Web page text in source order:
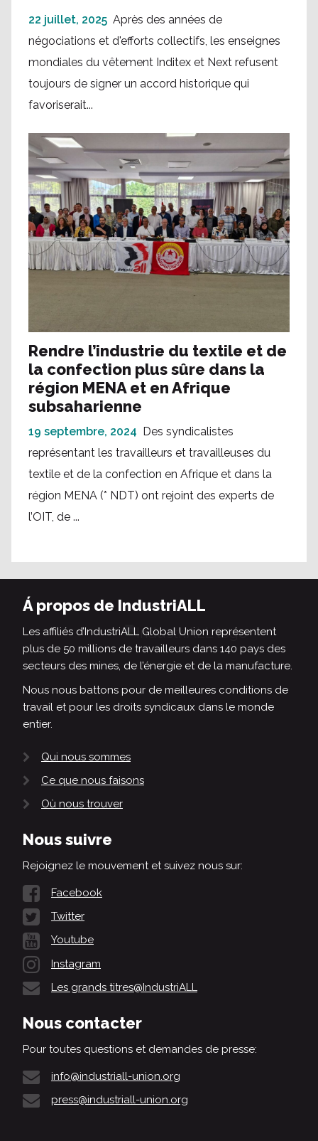
22 juillet, 2025 Après des années de
négociations et d'efforts collectifs, les enseignes
mondiales du vêtement Inditex et Next refusent
toujours de signer un accord historique qui
favoriserait...
Rendre l’industrie du textile et de
la confection plus sûre dans la
région MENA et en Afrique
subsaharienne
19 septembre, 2024 Des syndicalistes
représentant les travailleurs et travailleuses du
textile et de la confection en Afrique et dans la
région MENA (* NDT) ont rejoint des experts de
l’OIT, de ...
Á propos de IndustriALL
Les affiliés d’IndustriALL Global Union représentent
plus de 50 millions de travailleurs dans 140 pays des
secteurs des mines, de l’énergie et de la manufacture.
Nous nous battons pour de meilleures conditions de
travail et pour les droits syndicaux dans le monde
entier.
Qui nous sommes
Ce que nous faisons
Où nous trouver
Nous suivre
Rejoignez le mouvement et suivez nous sur:
Facebook
Twitter
Youtube
Instagram
Les grands titres@IndustriALL
Nous contacter
Pour toutes questions et demandes de presse:
info@industriall-union.org
press@industriall-union.org